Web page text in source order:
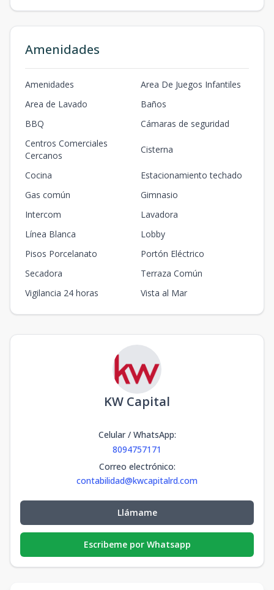
Amenidades
Amenidades
Area De Juegos Infantiles
Area de Lavado
Baños
BBQ
Cámaras de seguridad
Centros Comerciales
Cercanos
Cisterna
Cocina
Estacionamiento techado
Gas común
Gimnasio
Intercom
Lavadora
Línea Blanca
Lobby
Pisos Porcelanato
Portón Eléctrico
Secadora
Terraza Común
Vigilancia 24 horas
Vista al Mar
KW Capital
Celular / WhatsApp:
8094757171
Correo electrónico:
contabilidad@kwcapitalrd.com
Llámame
Escribeme por Whatsapp